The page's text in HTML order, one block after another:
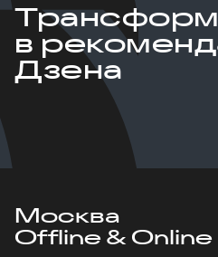
в
Дзена
Москва
Offline & Online